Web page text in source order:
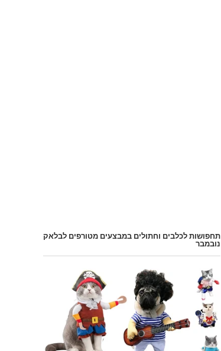
תחפושות לכלבים וחתולים במבצעים מטורפים לבלאק
נובמבר